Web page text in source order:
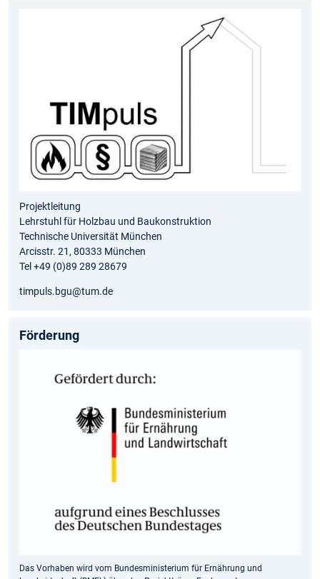
Projektleitung
Lehrstuhl für Holzbau und Baukonstruktion
Technische Universität München
Arcisstr. 21, 80333 München
Tel +49 (0)89 289 28679
timpuls.bgu@tum.de
Förderung
Das Vorhaben wird vom Bundesministerium für Ernährung und